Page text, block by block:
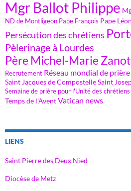
Mgr Ballot Philippe
ND de Montligeon Pape François Pape
Persécution des chrétiens
Pèlerinage à Lourdes
Père Michel-Marie
Recrutement Réseau mondial de
Saint Jacques de CompostelleSaint
Semaine de prière pour l'Unité des chrétiens
Temps de l'AventVatican news
LIENS
Saint Pierre des Deux Nied
Diocèse de Metz